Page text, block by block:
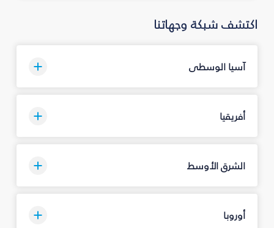
اكتشف شبكة وجهاتنا
آسيا الوسطى
أفريقيا
الشرق الأوسط
أوروبا